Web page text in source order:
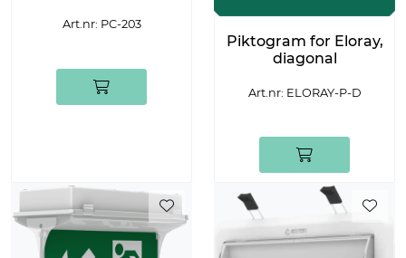
Art.nr: PC-203
Piktogram for Eloray,
diagonal
Art.nr: ELORAY-P-D